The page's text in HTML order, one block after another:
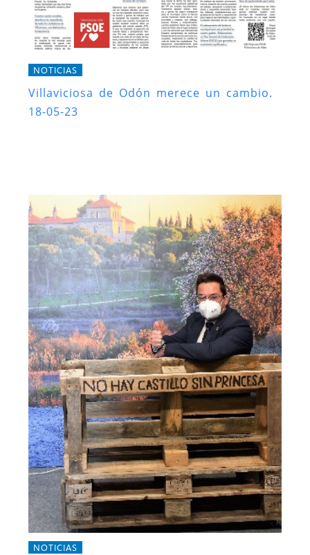
NOTICIAS
Villaviciosa de Odón merece un cambio.
18-05-23
NOTICIAS